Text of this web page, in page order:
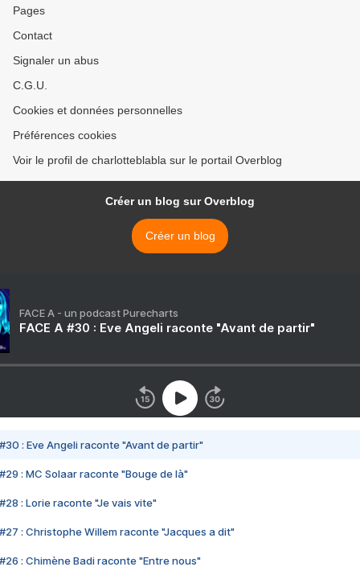
Pages
Contact
Signaler un abus
C.G.U.
Cookies et données personnelles
Préférences cookies
Voir le profil de charlotteblabla sur le portail Overblog
Créer un blog sur Overblog
Créer un blog
FACE A - un podcast Purecharts
FACE A #30 : Eve Angeli raconte "Avant de partir"
#30 : Eve Angeli raconte "Avant de partir"
#29 : MC Solaar raconte "Bouge de là"
#28 : Lorie raconte "Je vais vite"
#27 : Christophe Willem raconte "Jacques a dit"
#26 : Chimène Badi raconte "Entre nous"